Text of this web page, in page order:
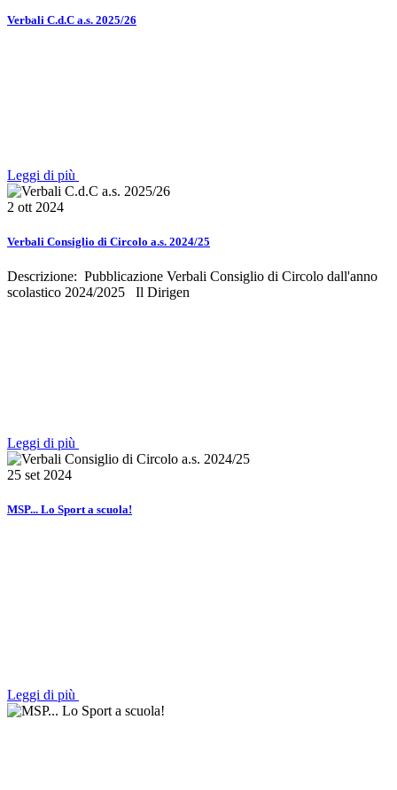
Verbali C.d.C a.s. 2025/26
Leggi di più
2 ott 2024
Verbali Consiglio di Circolo a.s. 2024/25
Descrizione: Pubblicazione Verbali Consiglio di Circolo dall'anno
scolastico 2024/2025 Il Dirigen
Leggi di più
25 set 2024
MSP... Lo Sport a scuola!
Leggi di più